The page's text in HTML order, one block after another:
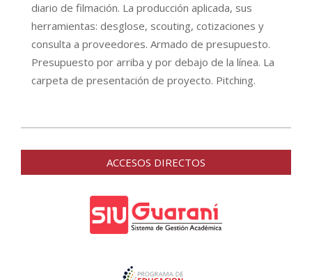
diario de filmación. La producción aplicada, sus
herramientas: desglose, scouting, cotizaciones y
consulta a proveedores. Armado de presupuesto.
Presupuesto por arriba y por debajo de la línea. La
carpeta de presentación de proyecto. Pitching.
18
ACCESOS DIRECTOS